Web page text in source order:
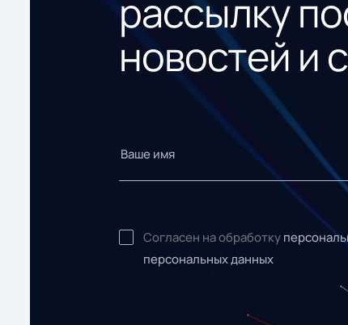
рассылку
новостей и
Согласен на обработку
персональных данных